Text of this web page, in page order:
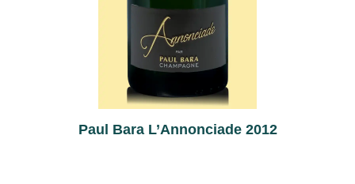
Paul Bara L’Annonciade 2012